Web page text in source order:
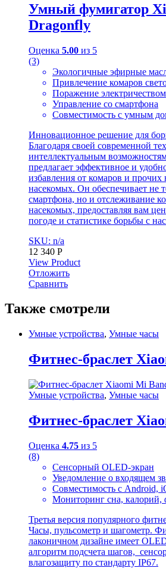
Умный фумигатор
Dragonfly
Оценка 5.00 из 5
(3)
Экологичные эфирные
Привлечение комаров
Поражение электричеством
Управление со смартфона
Совместимость с умным
Инновационное решение для
Благодаря своей современной
интеллектуальным
предлагает эффективное и
избавления от комаров и прочих
насекомых. Он обеспечивает не
смартфона, но и отслеживание
насекомых, предоставляя вам
погоде и статистике борьбы с
SKU: n/a
12 340 Р
View Product
Отложить
Сравнить
Также смотрели
Умные устройства, Умные часы
Фитнес-браслет
Умные устройства, Умные часы
Фитнес-браслет
Оценка 4.75 из 5
(8)
Сенсорный OLED-экран
Уведомление о входящем
Совместимость с Android,
Мониторинг сна, калорий,
Третья версия популярного
Часы, пульсометр и шагометр.
лаконичном дизайне имеет
алгоритм подсчета шагов,
влагозащиту по стандарту IP67.